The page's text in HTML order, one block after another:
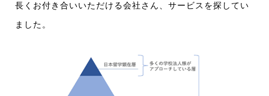
長くお付き合いいただける会社さん、サービスを探してい
ました。